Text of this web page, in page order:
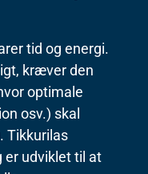
tid og energi.
kræver den
optimale
osv.) skal
Tikkurilas
udviklet til at